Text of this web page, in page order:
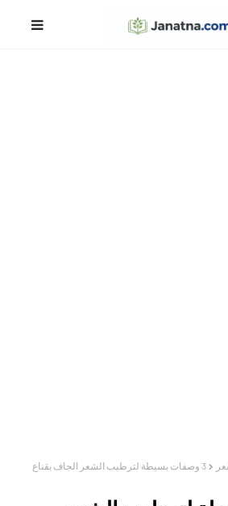
3 وصفات بسيطة لترطيب الشعر الجاف بقناع